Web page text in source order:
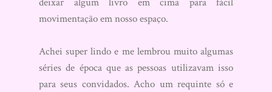
movimentação em nosso espaço.
Achei super lindo e me lembrou muito algumas
séries de época que as pessoas utilizavam isso
para seus convidados. Acho um requinte só e